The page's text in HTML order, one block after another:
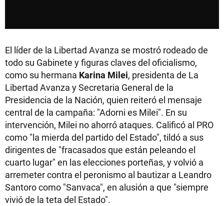
El líder de la Libertad Avanza se mostró rodeado de
todo su Gabinete y figuras claves del oficialismo,
como su hermana Karina Milei, presidenta de La
Libertad Avanza y Secretaria General de la
Presidencia de la Nación, quien reiteró el mensaje
central de la campaña: "Adorni es Milei". En su
intervención, Milei no ahorró ataques. Calificó al PRO
como "la mierda del partido del Estado", tildó a sus
dirigentes de "fracasados que están peleando el
cuarto lugar" en las elecciones porteñas, y volvió a
arremeter contra el peronismo al bautizar a Leandro
Santoro como "Sanvaca", en alusión a que "siempre
vivió de la teta del Estado".